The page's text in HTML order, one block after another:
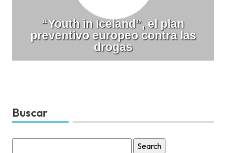
“Youth in Iceland”, el plan
preventivo europeo contra las
drogas
Buscar